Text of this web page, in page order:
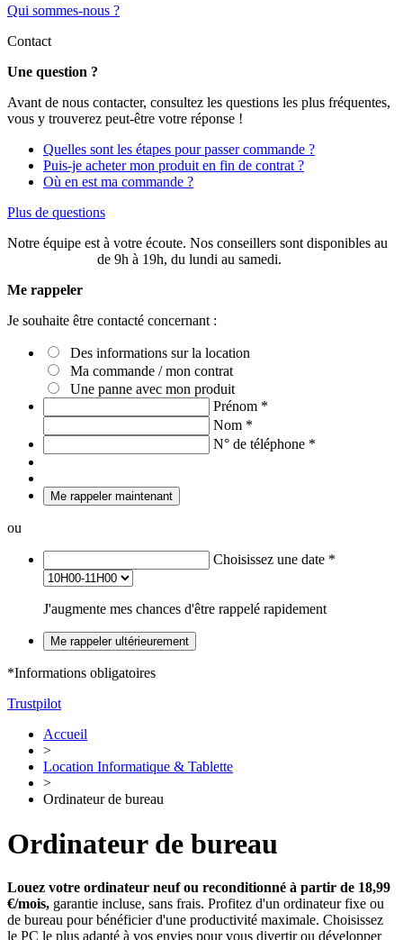
Qui sommes-nous ?
Contact
Une question ?
Avant de nous contacter, consultez les questions les plus fréquentes,
vous y trouverez peut-être votre réponse !
Quelles sont les étapes pour passer commande ?
Puis-je acheter mon produit en fin de contrat ?
Où en est ma commande ?
Plus de questions
Notre équipe est à votre écoute. Nos conseillers sont disponibles au
de 9h à 19h, du lundi au samedi.
Me rappeler
Je souhaite être contacté concernant :
Des informations sur la location
Ma commande / mon contrat
Une panne avec mon produit
Prénom *
Nom *
N° de téléphone *
Me rappeler maintenant
ou
Choisissez une date *
J'augmente mes chances d'être rappelé rapidement
Me rappeler ultérieurement
*Informations obligatoires
Trustpilot
Accueil
>
Location Informatique & Tablette
>
Ordinateur de bureau
Ordinateur de bureau
Louez votre ordinateur neuf ou reconditionné à partir de 18,99
€/mois, garantie incluse, sans frais. Profitez d'un ordinateur fixe ou
de bureau pour bénéficier d'une productivité maximale. Choisissez
le PC le plus adapté à vos envies pour vous divertir ou développer